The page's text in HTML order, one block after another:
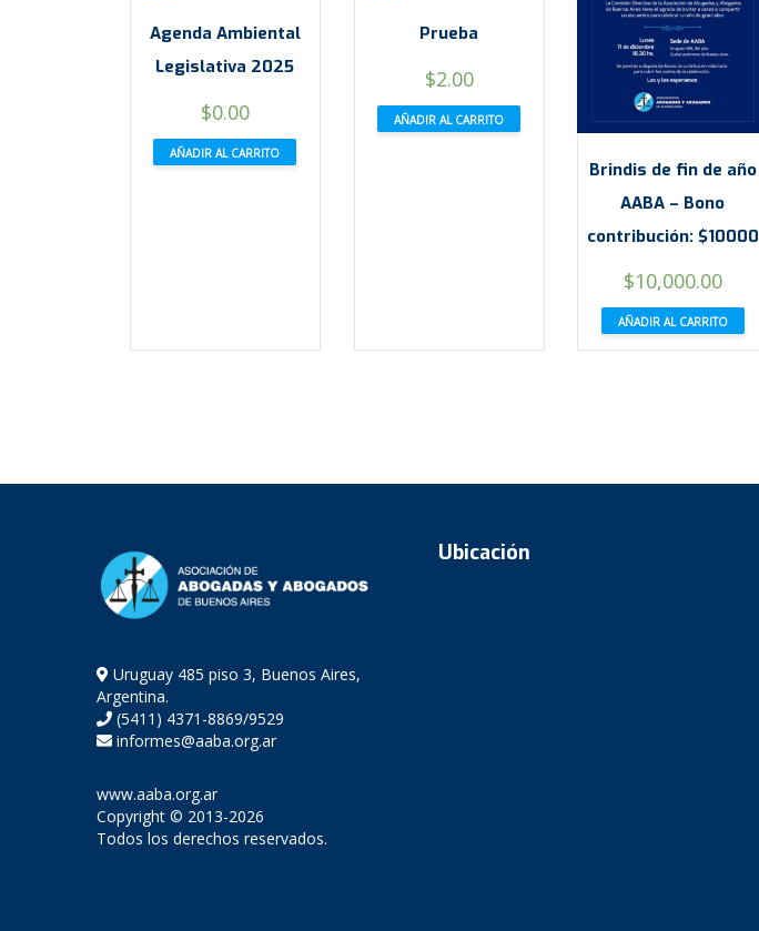
Agenda Ambiental
Legislativa 2025
$0.00
AÑADIR AL CARRITO
Prueba
$2.00
AÑADIR AL CARRITO
Brindis de fin de año
AABA – Bono
contribución: $10000
$10,000.00
AÑADIR AL CARRITO
Uruguay 485 piso 3, Buenos Aires,
Argentina.
(5411) 4371-8869/9529
informes@aaba.org.ar
www.aaba.org.ar
Copyright © 2013-2026
Todos los derechos reservados.
Ubicación